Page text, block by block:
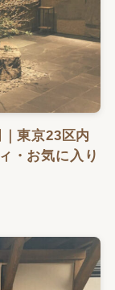
東京23区内
・お気に入り